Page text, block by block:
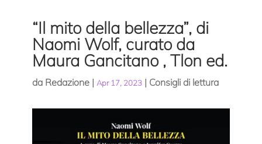
“Il mito della bellezza”, di
Naomi Wolf, curato da
Maura Gancitano , Tlon ed.
da Redazione| Apr 17, 2023| Consigli di lettura